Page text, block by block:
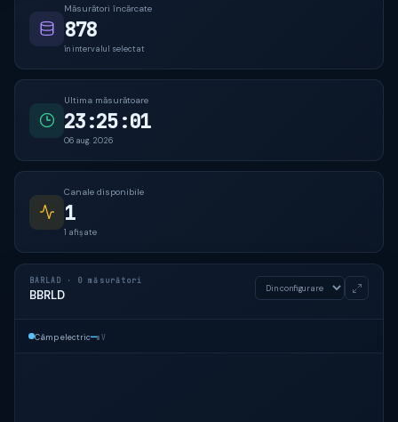
Măsurători încărcate
878
în intervalul selectat
Ultima măsurătoare
23:25:01
06 aug. 2026
Canale disponibile
1
1 afișate
BARLAD · 0 măsurători
BBRLD
Câmp electric—mV